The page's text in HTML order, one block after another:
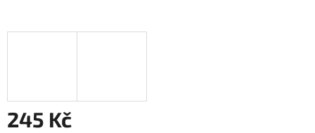
245 Kč